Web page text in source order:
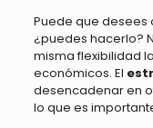
Puede que desees
¿puedes hacerlo?
misma flexibilidad
económicos. El
desencadenar en
lo que es